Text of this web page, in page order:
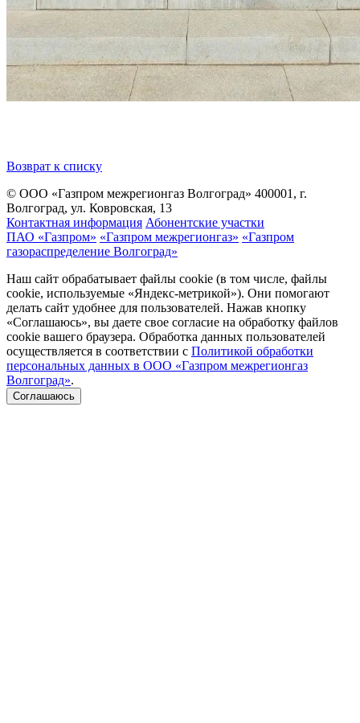
Возврат к списку
© ООО «Газпром межрегионгаз Волгоград» 400001, г.
Волгоград, ул. Ковровская, 13
Контактная информация Абонентские участки
ПАО «Газпром» «Газпром межрегионгаз» «Газпром
газораспределение Волгоград»
Наш сайт обрабатывает файлы cookie (в том числе, файлы
cookie, используемые «Яндекс-метрикой»). Они помогают
делать сайт удобнее для пользователей. Нажав кнопку
«Соглашаюсь», вы даете свое согласие на обработку файлов
cookie вашего браузера. Обработка данных пользователей
осуществляется в соответствии с Политикой обработки
персональных данных в ООО «Газпром межрегионгаз
Волгоград».
Соглашаюсь